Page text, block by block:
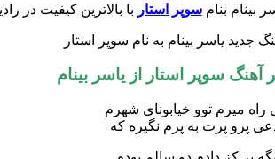
بینام بنامسوپر استار با بالاترین کیفیت در
سوپر استار از یاسر بینام
راه میرم توو خیابونای شهرم
پرو پرت به پرم نگیره که